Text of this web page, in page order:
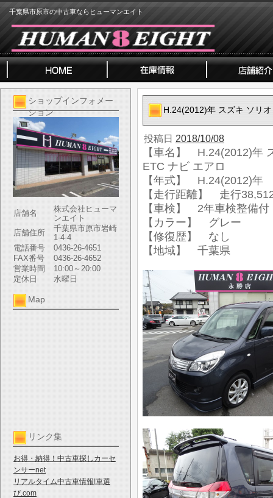
千葉県市原市の中古車ならヒューマンエイト
ショップインフォメー
ション
店舗名
株式会社ヒューマ
ンエイト
店舗住所
千葉県市原市岩崎
1-4-4
電話番号
0436-26-4651
FAX番号
0436-26-4652
営業時間
10:00～20:00
定休日
水曜日
Map
リンク集
お得・納得！中古車探しカーセ
ンサーnet
リアルタイム中古車情報!車選
び.com
H.24(2012)年 スズキ ソリ
投稿日 2018/10/08
【車名】 H.24(2012)年
ETC ナビ エアロ
【年式】 H.24(2012)年
【走行距離】 走行
【車検】 2年車検整備付
【カラー】 グレー
【修復歴】 なし
【地域】 千葉県